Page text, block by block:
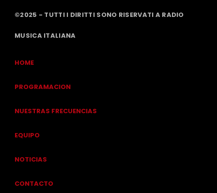
©2025 - TUTTI I DIRITTI SONO RISERVATI A RADIO
MUSICA ITALIANA
HOME
PROGRAMACION
NUESTRAS FRECUENCIAS
EQUIPO
NOTICIAS
CONTACTO